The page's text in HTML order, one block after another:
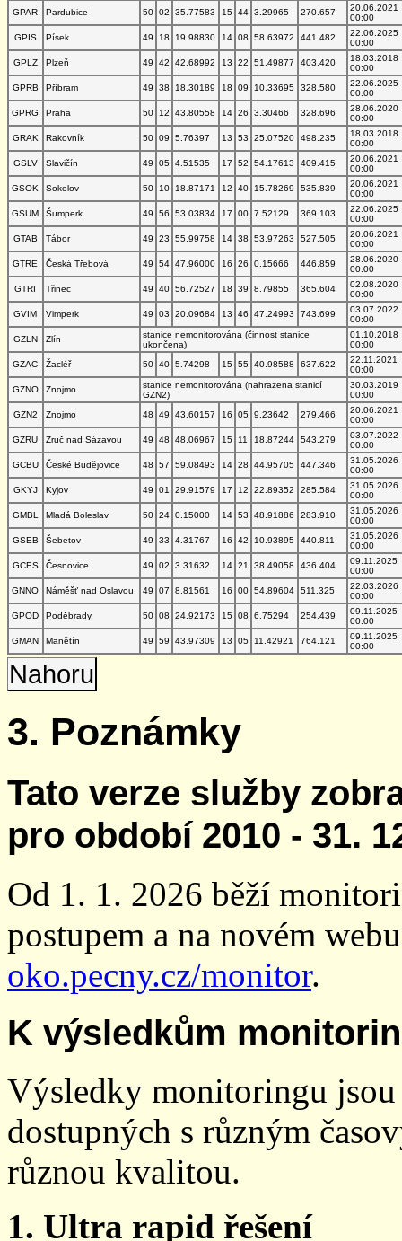
GPAR
Pardubice 50 02 35.77583 15 44 3.29965 270.657
20.06.2021
00:00
GPIS
Písek 49 18 19.98830 14 08 58.63972 441.482
22.06.2025
00:00
GPLZ
Plzeň 49 42 42.68992 13 22 51.49877 403.420
18.03.2018
00:00
GPRB
Příbram 49 38 18.30189 18 09 10.33695 328.580
22.06.2025
00:00
GPRG
Praha 50 12 43.80558 14 26 3.30466 328.696
28.06.2020
00:00
GRAK
Rakovník 50 09 5.76397 13 53 25.07520 498.235
18.03.2018
00:00
GSLV
Slavičín 49 05 4.51535 17 52 54.17613 409.415
20.06.2021
00:00
GSOK
Sokolov 50 10 18.87171 12 40 15.78269 535.839
20.06.2021
00:00
GSUM
Šumperk 49 56 53.03834 17 00 7.52129 369.103
22.06.2025
00:00
GTAB
Tábor 49 23 55.99758 14 38 53.97263 527.505
20.06.2021
00:00
GTRE
Česká Třebová 49 54 47.96000 16 26 0.15666 446.859
28.06.2020
00:00
GTRI
Třinec 49 40 56.72527 18 39 8.79855 365.604
02.08.2020
00:00
GVIM
Vimperk 49 03 20.09684 13 46 47.24993 743.699
03.07.2022
00:00
GZLN
Zlín
stanice nemonitorována (činnost stanice
ukončena)
01.10.2018
00:00
GZAC
Žacléř 50 40 5.74298 15 55 40.98588 637.622
22.11.2021
00:00
GZNO
Znojmo
stanice nemonitorována (nahrazena stanicí
GZN2)
30.03.2019
00:00
GZN2
Znojmo 48 49 43.60157 16 05 9.23642 279.466
20.06.2021
00:00
GZRU
Zruč nad Sázavou 49 48 48.06967 15 11 18.87244 543.279
03.07.2022
00:00
GCBU
České Budějovice 48 57 59.08493 14 28 44.95705 447.346
31.05.2026
00:00
GKYJ
Kyjov 49 01 29.91579 17 12 22.89352 285.584
31.05.2026
00:00
GMBL
Mladá Boleslav 50 24 0.15000 14 53 48.91886 283.910
31.05.2026
00:00
GSEB
Šebetov 49 33 4.31767 16 42 10.93895 440.811
31.05.2026
00:00
GCES
Česnovice 49 02 3.31632 14 21 38.49058 436.404
09.11.2025
00:00
GNNO
Náměšť nad Oslavou 49 07 8.81561 16 00 54.89604 511.325
22.03.2026
00:00
GPOD
Poděbrady 50 08 24.92173 15 08 6.75294 254.439
09.11.2025
00:00
GMAN
Manětín 49 59 43.97309 13 05 11.42921 764.121
09.11.2025
00:00
Nahoru
3. Poznámky
Tato verze služby
pro období 2010 - 31.
Od 1. 1. 2026 běží
postupem a na novém
oko.pecny.cz/monitor.
K výsledkům
Výsledky monitoringu
dostupných s různým
různou kvalitou.
1. Ultra rapid řešení